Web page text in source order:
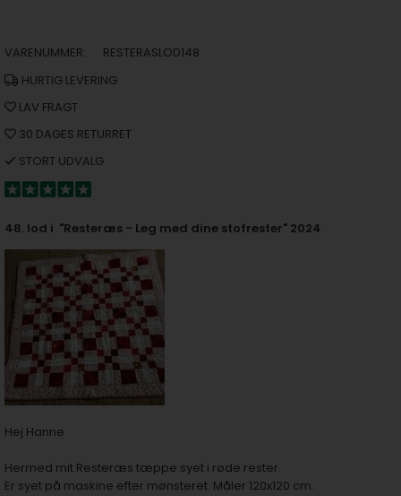
VARENUMMER:
RESTERASLOD148
HURTIG LEVERING
LAV FRAGT
30 DAGES RETURRET
STORT UDVALG
48. lod i "Resteræs - Leg med dine stofrester" 2024
Hej Hanne
Hermed mit Resteræs tæppe syet i røde rester.
Er syet på maskine efter mønsteret. Måler 120x120 cm.